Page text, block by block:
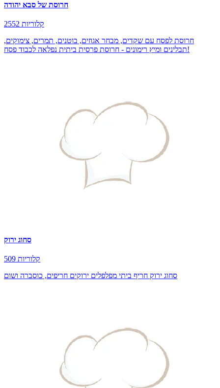
חרוסת של סבא יהודה
2552 קלוריות
חרוסת לפסח עם שקדים, מבחר אגוזים, בוטנים, תמרים, צימוקים,
תבלינים ומיץ רימונים - חרוסת פרסית ביתית נפלאה לכבוד פסח!
סחוג ירוק
509 קלוריות
סחוג ירוק חריף ביתי מפלפלים ירוקים חריפים, כוסברה ושום